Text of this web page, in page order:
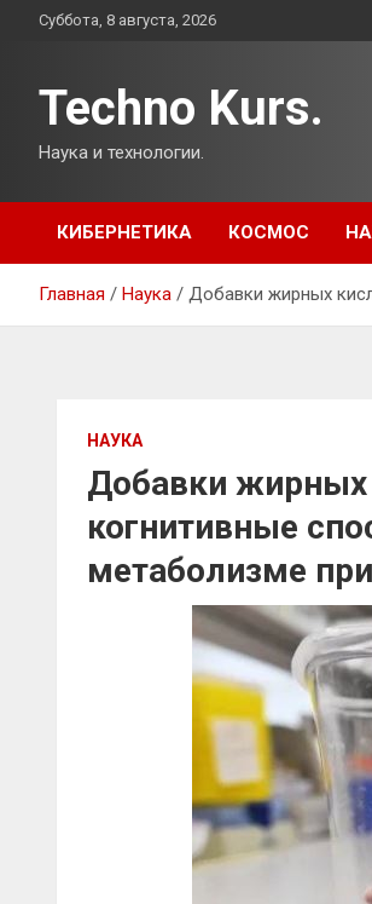
ПерейтиСуббота, 8 августа, 2026
Techno Kurs.
Наука и технологии.
КИБЕРНЕТИКА КОСМОС
Главная Наука Добавки жирных
НАУКА
Добавки жирных
когнитивные
метаболизме